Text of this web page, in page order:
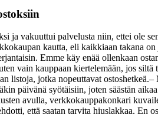
ja vakuuttui palvelusta niin, ettei ole
kautta, eli kaikkiaan takana on
Emme käy enää ollenkaan
vain kauppaan kiertelemään, jos siltä
listoja, jotka nopeuttavat ostoshetkeä.–
päivänä syötäisiin, joten säästän
avulla, verkkokauppakonkari
että saatan tarvita hiuslakkaa. En